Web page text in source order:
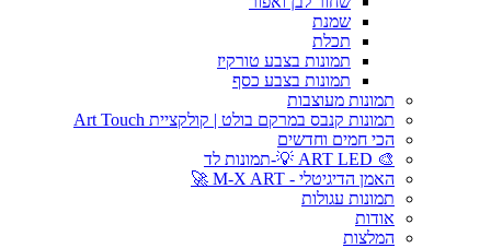
שמנת
תכלת
תמונות בצבע טורקיז
תמונות בצבע כסף
תמונות מעוצבות
תמונות קנבס במרקם בולט | קולקציית Art Touch
הכי חמים וחדשים
🎨 ART LED 💡-תמונות לד
האמן הדיגיטלי - M-X ART 🚀
תמונות עגולות
אודות
המלצות